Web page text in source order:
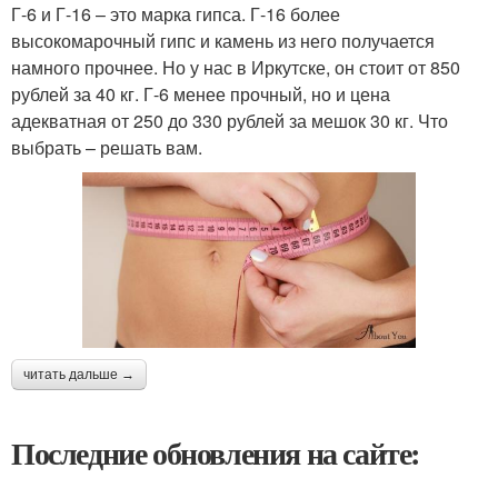
Г-6 и Г-16 – это марка гипса. Г-16 более
высокомарочный гипс и камень из него получается
намного прочнее. Но у нас в Иркутске, он стоит от 850
рублей за 40 кг. Г-6 менее прочный, но и цена
адекватная от 250 до 330 рублей за мешок 30 кг. Что
выбрать – решать вам.
читать дальше →
Последние обновления на сайте: